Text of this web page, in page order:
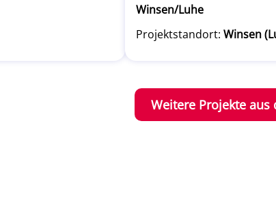
Winsen/Luhe
Projektstandort: Winsen
Weitere Projekte